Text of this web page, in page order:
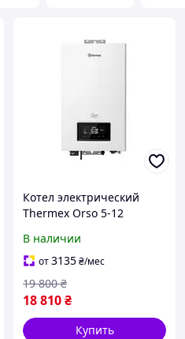
Котел электрический
Thermex Orso 5-12
В наличии
от3135₴/мес
18 810₴
19 800 ₴
Купить